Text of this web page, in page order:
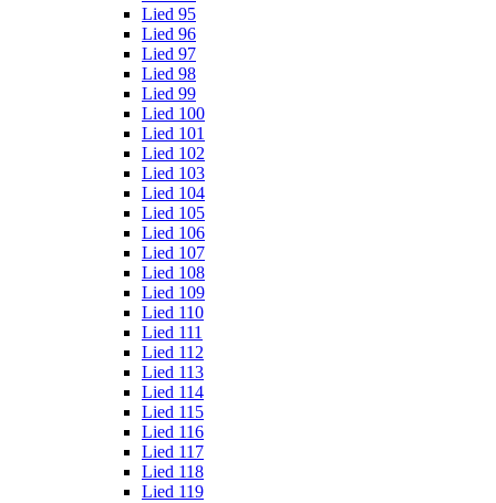
Lied 95
Lied 96
Lied 97
Lied 98
Lied 99
Lied 100
Lied 101
Lied 102
Lied 103
Lied 104
Lied 105
Lied 106
Lied 107
Lied 108
Lied 109
Lied 110
Lied 111
Lied 112
Lied 113
Lied 114
Lied 115
Lied 116
Lied 117
Lied 118
Lied 119